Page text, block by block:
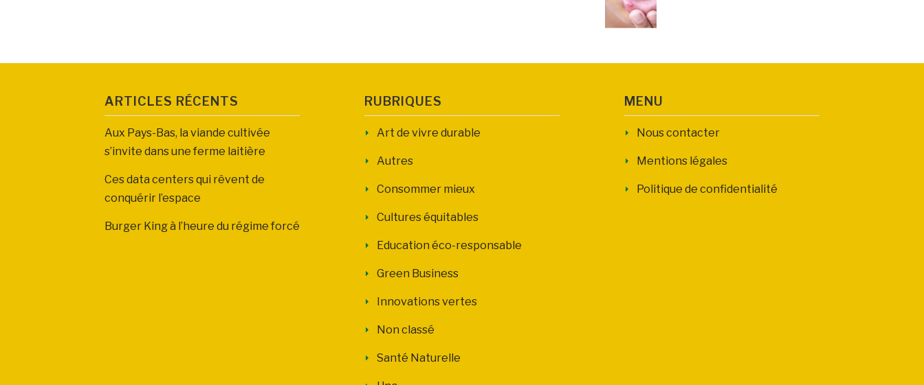
ARTICLES RÉCENTS
Aux Pays-Bas, la viande cultivée
s’invite dans une ferme laitière
Ces data centers qui rêvent de
conquérir l’espace
Burger King à l’heure du régime forcé
RUBRIQUES
Art de vivre durable
Autres
Consommer mieux
Cultures équitables
Education éco-responsable
Green Business
Innovations vertes
Non classé
Santé Naturelle
MENU
Nous contacter
Mentions légales
Politique de confidentialité